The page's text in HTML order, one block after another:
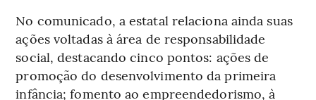
No comunicado, a estatal relaciona ainda suas
ações voltadas à área de responsabilidade
social, destacando cinco pontos: ações de
promoção do desenvolvimento da primeira
infância; fomento ao empreendedorismo, à